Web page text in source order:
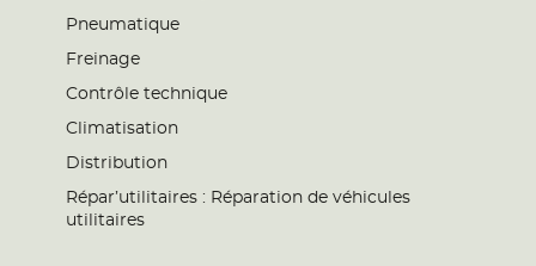
Pneumatique
Freinage
Contrôle technique
Climatisation
Distribution
Répar’utilitaires : Réparation de véhicules
utilitaires